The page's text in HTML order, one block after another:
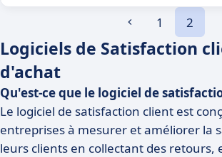
1 2
Logiciels de Satisfaction
d'achat
Qu'est-ce que le logiciel de
Le logiciel de satisfaction client est
entreprises à mesurer et améliorer la
leurs clients en collectant des retours,